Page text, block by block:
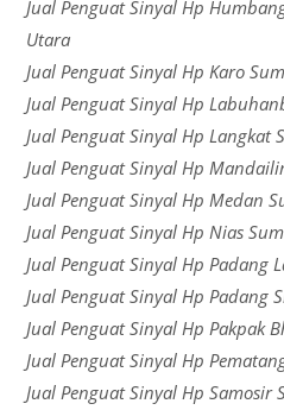
Jual Penguat Sinyal Hp
Utara
Jual Penguat Sinyal Hp Karo
Jual Penguat Sinyal Hp
Jual Penguat Sinyal Hp Langkat
Jual Penguat Sinyal Hp
Jual Penguat Sinyal Hp Medan
Jual Penguat Sinyal Hp Nias
Jual Penguat Sinyal Hp Padang
Jual Penguat Sinyal Hp Padang
Jual Penguat Sinyal Hp Pakpak
Jual Penguat Sinyal Hp
Jual Penguat Sinyal Hp Samosir